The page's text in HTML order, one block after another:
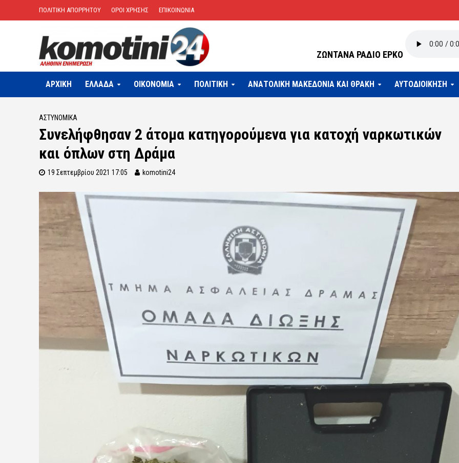
ΠΟΛΙΤΙΚΗ ΑΠΟΡΡΗΤΟΥ ΟΡΟΙ ΧΡΗΣΗΣ ΕΠΙΚΟΙΝΩΝΙΑ
ΖΩΝΤΑΝΑ ΡΑΔΙΟ ΕΡΚΟ
ΑΡΧΙΚΗ ΕΛΛΑΔΑ OIKONOMIA ΠΟΛΙΤΙΚΗ ΑΝΑΤΟΛΙΚΗ ΜΑΚΕΔΟΝΙΑ ΚΑΙ ΘΡΑΚΗ ΑΥΤΟΔΙΟΙΚΗΣΗ
ΑΣΤΥΝΟΜΙΚΆ
Συνελήφθησαν 2 άτομα κατηγορούμενα για κατοχή ναρκωτικών
και όπλων στη Δράμα
19 Σεπτεμβρίου 2021 17:05 komotini24